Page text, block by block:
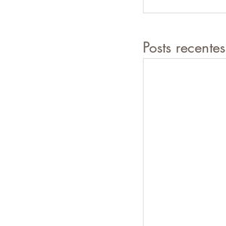
Posts recentes